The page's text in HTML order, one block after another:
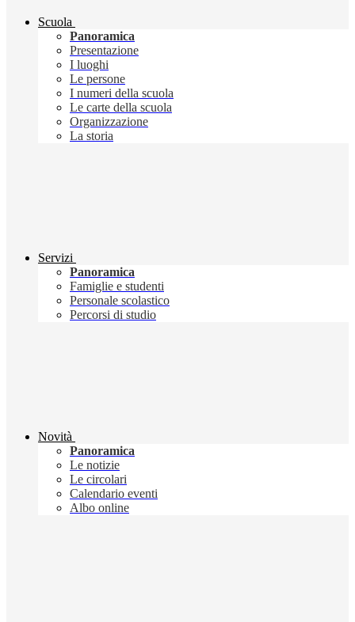
Scuola
Panoramica
Presentazione
I luoghi
Le persone
I numeri della scuola
Le carte della scuola
Organizzazione
La storia
Servizi
Panoramica
Famiglie e studenti
Personale scolastico
Percorsi di studio
Novità
Panoramica
Le notizie
Le circolari
Calendario eventi
Albo online